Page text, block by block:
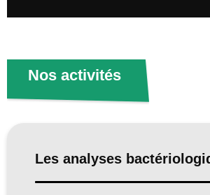
Nos activités
Les analyses